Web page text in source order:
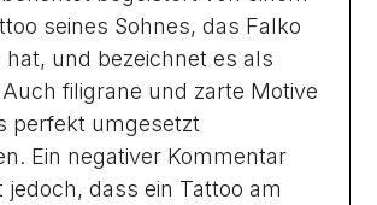
seines Sohnes, das Falko
und bezeichnet es als
Auch filigrane und zarte Motive
perfekt umgesetzt
Ein negativer Kommentar
jedoch, dass ein Tattoo am